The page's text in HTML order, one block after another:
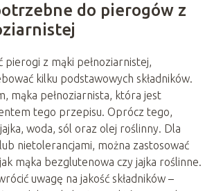
do pierogów z
z mąki pełnoziarnistej,
kilku podstawowych składników.
mąka pełnoziarnista, która jest
tego przepisu. Oprócz tego,
woda, sól oraz olej roślinny. Dla
nietolerancjami, można zastosować
mąka bezglutenowa czy jajka roślinne.
uwagę na jakość składników –